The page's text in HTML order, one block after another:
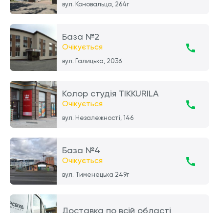
вул. Коновальца, 264г
База №2
Очікується
вул. Галицька, 203б
Колор студія TIKKURILA
Очікується
вул. Незалежності, 146
База №4
Очікується
вул. Тименецька 249г
Доставка по всій області